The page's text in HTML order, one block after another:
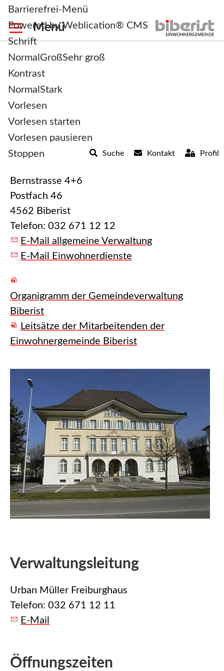
Barrierefrei-Menü
Powered by Weblication® CMS
Schrift
Normal GroßSehr groß
Kontrast
Normal Stark
Vorlesen
Vorlesen starten
Vorlesen pausieren
Stoppen
Profil
Kontakt
Suche
Einwohner­gemeinde
Bernstrasse 4+6
Postfach 46
4562 Biberist
Telefon: 032 671 12 12
E-Mail allgemeine Verwaltung
E-Mail Einwohnerdienste
Organigramm der Gemeindeverwaltung
Biberist
Leitsätze der Mitarbeitenden der
Einwohnergemeinde Biberist
Verwaltungsleitung
Urban Müller Freiburghaus
Telefon: 032 671 12 11
E-Mail
Öffnungszeiten